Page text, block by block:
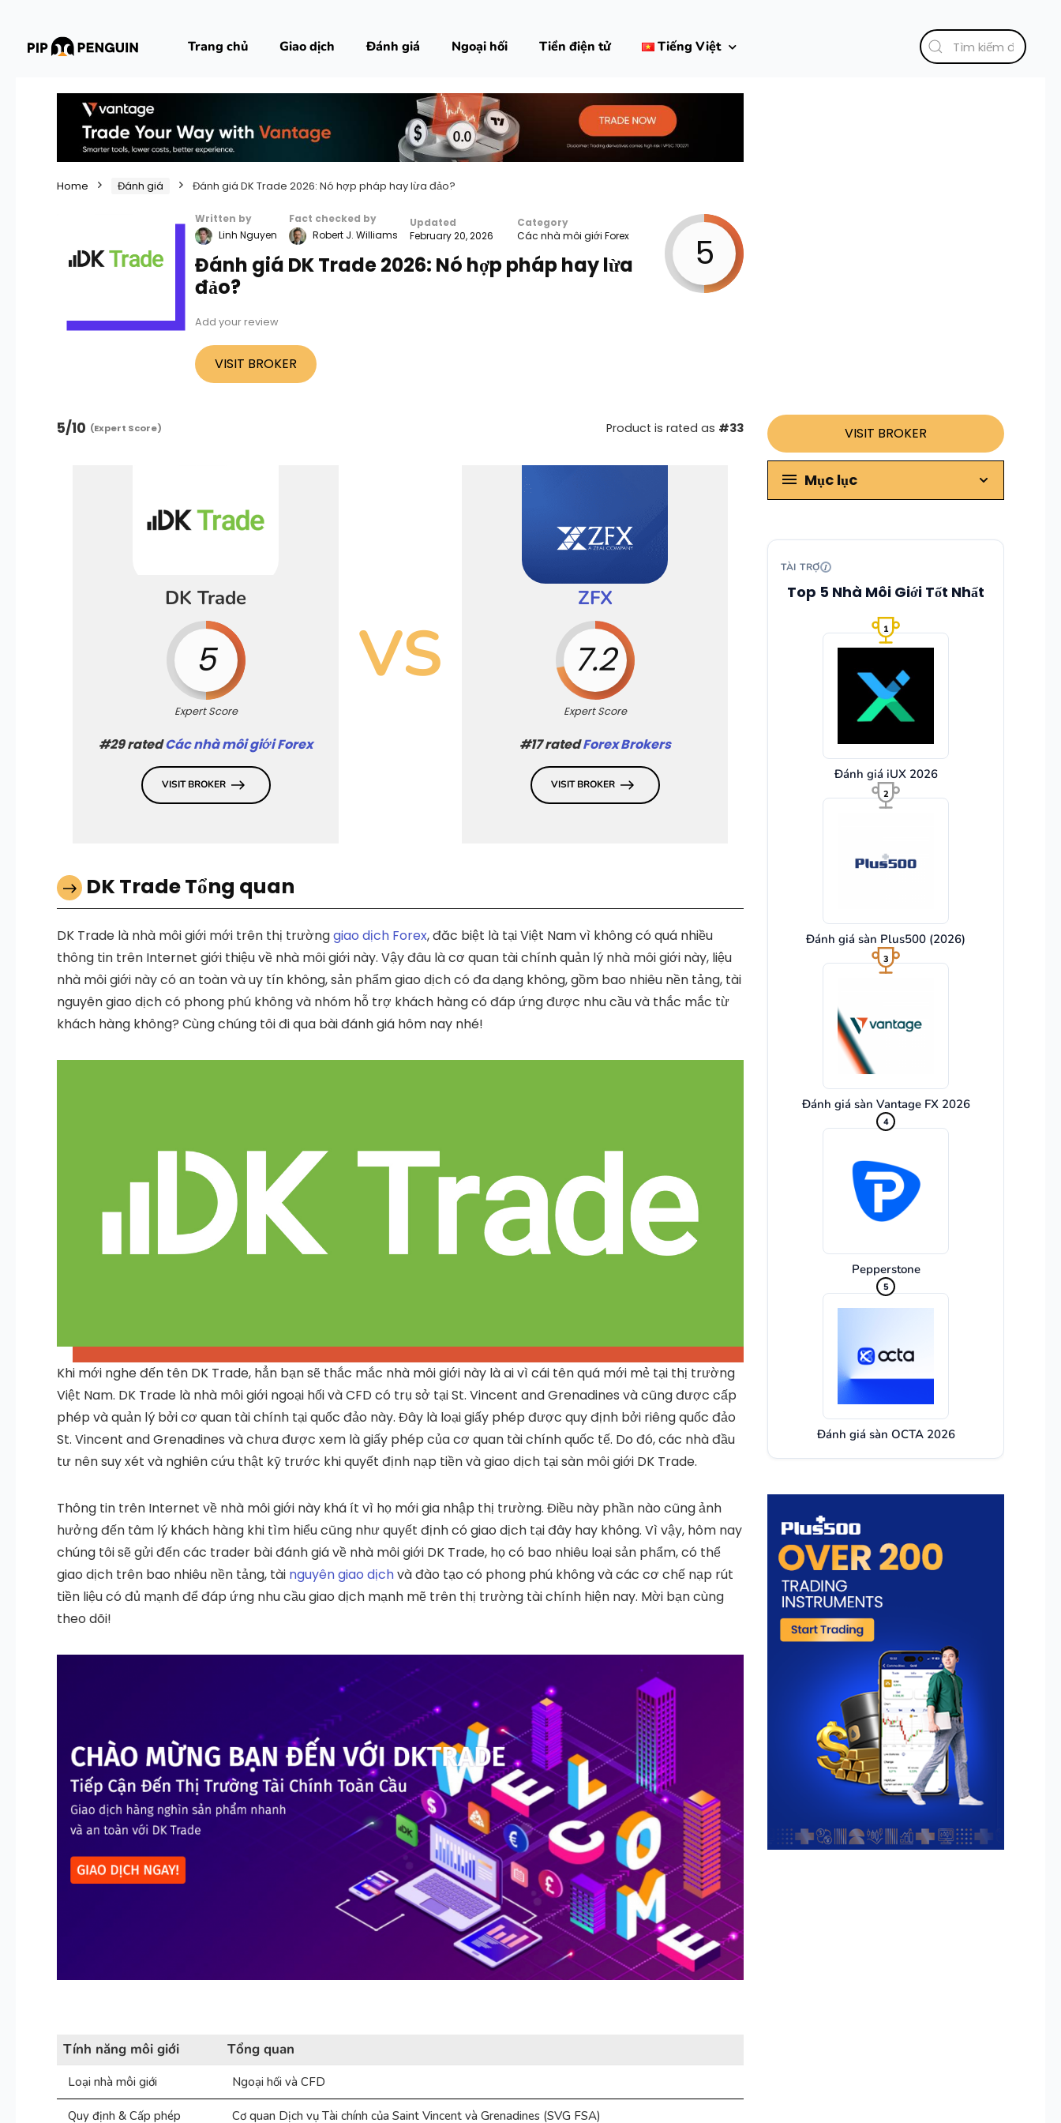
Trang chủ Giao dịch Đánh giá Ngoại hối Tiền điện tử Tiếng Việt
Home Đánh giá Đánh giá DK Trade 2026: Nó hợp pháp hay lừa đảo?
5
Written by
Linh Nguyen
Fact checked by
Robert J. Williams
Updated
February 20, 2026
Category
Các nhà môi giới Forex
Đánh giá DK Trade 2026: Nó hợp pháp hay lừa
đảo?
Add your review
VISIT BROKER
5/10 (Expert Score) Product is rated as #33
DK Trade
5
Expert Score
#29 ratedCác nhà môi giới Forex
VISIT BROKER
VS
ZFX
7.2
Expert Score
#17 ratedForex Brokers
VISIT BROKER
DK Trade Tổng quan
DK Trade là nhà môi giới mới trên thị trườnggiao dịch Forex, đăc biệt là tại Việt Nam vì không có quá nhiều
thông tin trên Internet giới thiệu về nhà môi giới này. Vậy đâu là cơ quan tài chính quản lý nhà môi giới này, liệu
nhà môi giới này có an toàn và uy tín không, sản phẩm giao dịch có đa dạng không, gồm bao nhiêu nền tảng, tài
nguyên giao dịch có phong phú không và nhóm hỗ trợ khách hàng có đáp ứng được nhu cầu và thắc mắc từ
khách hàng không? Cùng chúng tôi đi qua bài đánh giá hôm nay nhé!
Khi mới nghe đến tên DK Trade, hẳn bạn sẽ thắc mắc nhà môi giới này là ai vì cái tên quá mới mẻ tại thị trường
Việt Nam. DK Trade là nhà môi giới ngoại hối và CFD có trụ sở tại St. Vincent and Grenadines và cũng được cấp
phép và quản lý bởi cơ quan tài chính tại quốc đảo này. Đây là loại giấy phép được quy định bởi riêng quốc đảo
St. Vincent and Grenadines và chưa được xem là giấy phép của cơ quan tài chính quốc tế. Do đó, các nhà đầu
tư nên suy xét và nghiên cứu thật kỹ trước khi quyết định nạp tiền và giao dịch tại sàn môi giới DK Trade.
Thông tin trên Internet về nhà môi giới này khá ít vì họ mới gia nhập thị trường. Điều này phần nào cũng ảnh
hưởng đến tâm lý khách hàng khi tìm hiểu cũng như quyết định có giao dịch tại đây hay không. Vì vậy, hôm nay
chúng tôi sẽ gửi đến các trader bài đánh giá về nhà môi giới DK Trade, họ có bao nhiêu loại sản phẩm, có thể
giao dịch trên bao nhiêu nền tảng, tài nguyên giao dịchvà đào tạo có phong phú không và các cơ chế nạp rút
tiền liệu có đủ mạnh để đáp ứng nhu cầu giao dịch mạnh mẽ trên thị trường tài chính hiện nay. Mời bạn cùng
theo dõi!
Tính năng môi giới Tổng quan
Loại nhà môi giới Ngoại hối và CFD
Quy định & Cấp phép Cơ quan Dịch vụ Tài chính của Saint Vincent và Grenadines (SVG FSA)
VISIT BROKER
Mục lục
TÀI TRỢ
Top 5 Nhà Môi Giới Tốt Nhất
1
Đánh giá iUX 2026
2
Đánh giá sàn Plus500 (2026)
3
Đánh giá sàn Vantage FX 2026
4
Pepperstone
5
Đánh giá sàn OCTA 2026